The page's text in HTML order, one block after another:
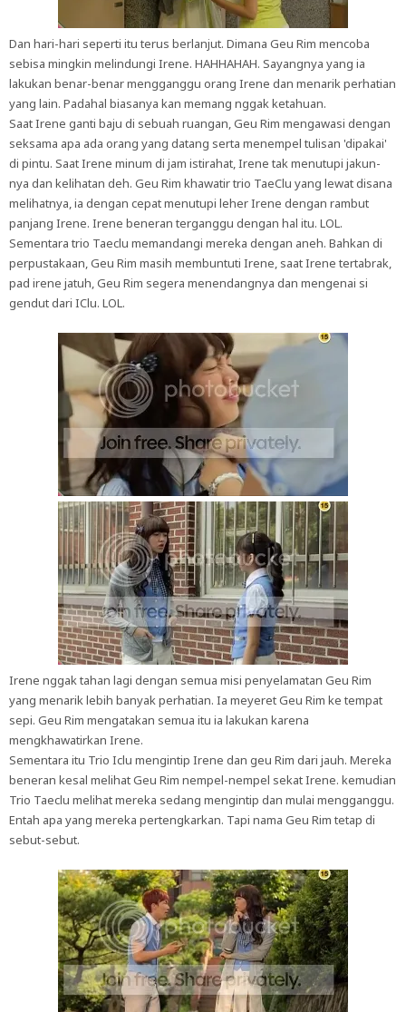
Dan hari-hari seperti itu terus berlanjut. Dimana Geu Rim mencoba
sebisa mingkin melindungi Irene. HAHHAHAH. Sayangnya yang ia
lakukan benar-benar mengganggu orang Irene dan menarik perhatian
yang lain. Padahal biasanya kan memang nggak ketahuan.
Saat Irene ganti baju di sebuah ruangan, Geu Rim mengawasi dengan
seksama apa ada orang yang datang serta menempel tulisan 'dipakai'
di pintu. Saat Irene minum di jam istirahat, Irene tak menutupi jakun-
nya dan kelihatan deh. Geu Rim khawatir trio TaeClu yang lewat disana
melihatnya, ia dengan cepat menutupi leher Irene dengan rambut
panjang Irene. Irene beneran terganggu dengan hal itu. LOL.
Sementara trio Taeclu memandangi mereka dengan aneh. Bahkan di
perpustakaan, Geu Rim masih membuntuti Irene, saat Irene tertabrak,
pad irene jatuh, Geu Rim segera menendangnya dan mengenai si
gendut dari IClu. LOL.
Irene nggak tahan lagi dengan semua misi penyelamatan Geu Rim
yang menarik lebih banyak perhatian. Ia meyeret Geu Rim ke tempat
sepi. Geu Rim mengatakan semua itu ia lakukan karena
mengkhawatirkan Irene.
Sementara itu Trio Iclu mengintip Irene dan geu Rim dari jauh. Mereka
beneran kesal melihat Geu Rim nempel-nempel sekat Irene. kemudian
Trio Taeclu melihat mereka sedang mengintip dan mulai mengganggu.
Entah apa yang mereka pertengkarkan. Tapi nama Geu Rim tetap di
sebut-sebut.